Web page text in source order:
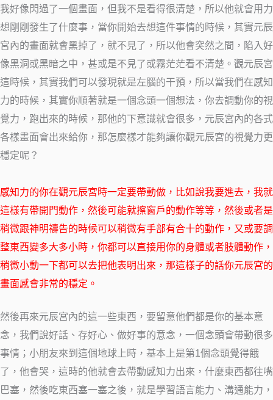
我好像閃過了一個畫面，但我不是看得很清楚，所以他就會用力
想剛剛發生了什麼事，當你開始去想這件事情的時候，其實元辰
宮內的畫面就會黑掉了，就不見了，所以他會突然之間，陷入好
像黑洞或黑暗之中，甚或是不見了或霧茫茫看不清楚。觀元辰宮
這時候，其實我們可以發現就是左腦的干預，所以當我們在感知
力的時候，其實你順著就是一個念頭一個想法，你去調動你的視
覺力，跑出來的時候，那他的下意識就會很多，元辰宮內的各式
各樣畫面會出來給你，那怎麼樣才能夠讓你觀元辰宮的視覺力更
穩定呢？
感知力的你在觀元辰宮時一定要帶動做，比如說我要進去，我就
這樣有帶開門動作，然後可能就擦窗戶的動作等等，然後或者是
稍微跟神明禱告的時候可以稍微有手部有合十的動作，又或要調
整東西變多大多小時，你都可以直接用你的身體或者肢體動作，
稍微小動一下都可以去把他表明出來，那這樣子的話你元辰宮的
畫面感會非常的穩定。
然後再來元辰宮內的這一些東西，要留意他們都是你的基本意
念，我們說好話、存好心、做好事的意念，一個念頭會帶動很多
事情；小朋友來到這個地球上時，基本上是第1個念頭覺得餓
了，他會哭，這時的他就會去帶動感知力出來，什麼東西都往嘴
巴塞，然後吃東西塞一塞之後，就是學習語言能力、溝通能力，